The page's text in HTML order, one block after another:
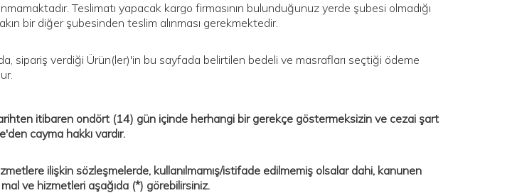
Teslimatı yapacak kargo firmasının bulunduğunuz yerde şubesi olmadığı
bir diğer şubesinden teslim alınması gerekmektedir.
sipariş verdiği Ürün(ler)'in bu sayfada belirtilen bedeli ve masrafları seçtiği ödeme
itibaren ondört (14) gün içinde herhangi bir gerekçe göstermeksizin ve cezai şart
cayma hakkı vardır.
ilişkin sözleşmelerde, kullanılmamış/istifade edilmemiş olsalar dahi, kanunen
ve hizmetleri aşağıda (*) görebilirsiniz.